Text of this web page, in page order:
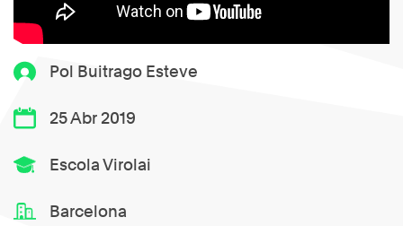
Pol Buitrago Esteve
25 Abr 2019
Escola Virolai
Barcelona